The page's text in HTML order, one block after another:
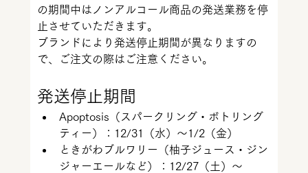
の期間中はノンアルコール商品の発送業務を停
止させていただきます。
ブランドにより発送停止期間が異なりますの
で、ご注文の際はご注意ください。
発送停止期間
Apoptosis（スパークリング・ボトリング
ティー）：12/31（水）〜1/2（金）
ときがわブルワリー（柚子ジュース・ジン
ジャーエールなど）：12/27（土）〜